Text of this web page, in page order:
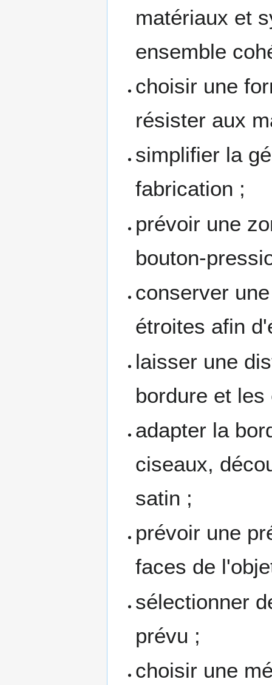
matériaux et
ensemble
choisir une
résister aux
simplifier la
fabrication ;
prévoir une
bouton-
conserver
étroites afin
laisser une
bordure et
adapter la
ciseaux,
satin ;
prévoir une
faces de
sélectionner
prévu ;
choisir une